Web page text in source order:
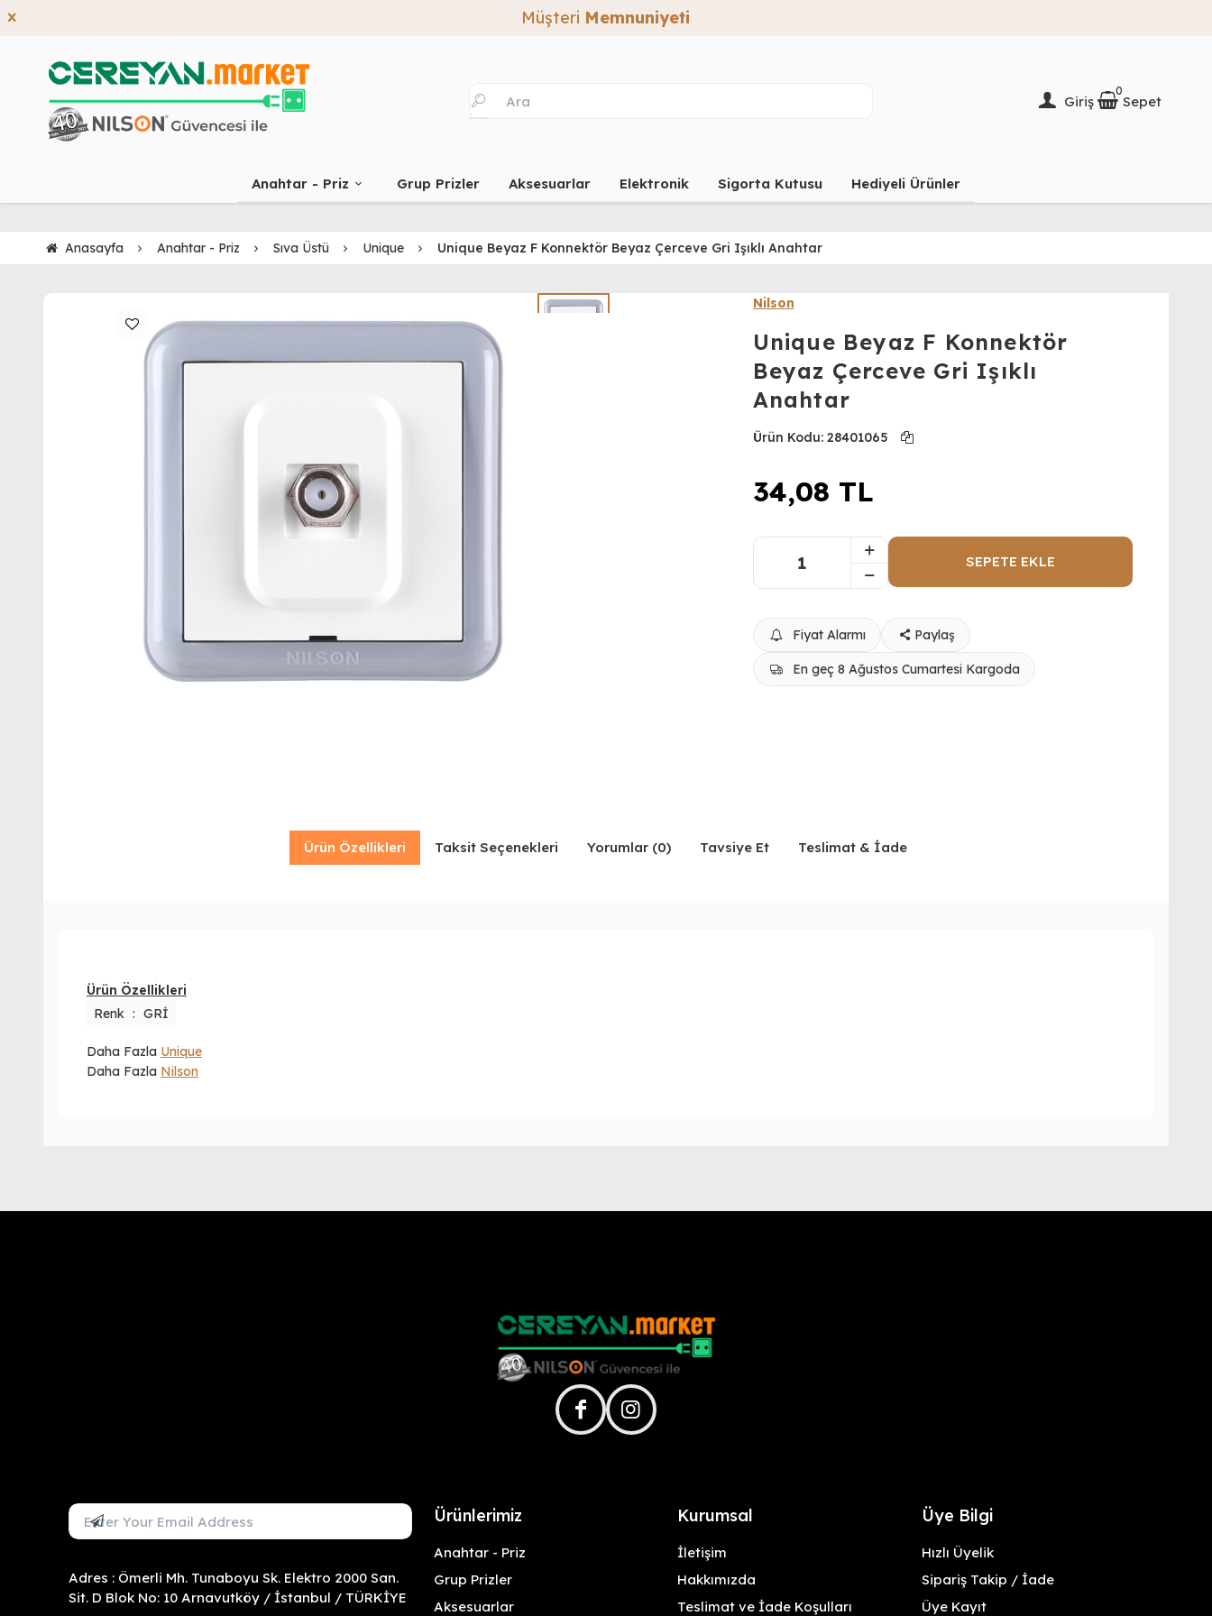
Müşteri Memnuniyeti
Giriş
0
Sepet
Anahtar - Priz Grup Prizler Aksesuarlar Elektronik Sigorta Kutusu Hediyeli Ürünler
Anasayfa Anahtar - Priz Sıva Üstü Unique Unique Beyaz F Konnektör Beyaz Çerceve Gri Işıklı Anahtar
Nilson
Unique Beyaz F Konnektör
Beyaz Çerceve Gri Işıklı
Anahtar
Ürün Kodu: 28401065
34,08 TL
SEPETE EKLE
Fiyat Alarmı Paylaş
En geç 8 Ağustos Cumartesi Kargoda
Ürün Özellikleri Taksit Seçenekleri Yorumlar (0) Tavsiye Et Teslimat & İade
Ürün Özellikleri
Renk : GRİ
Daha Fazla Unique
Daha Fazla Nilson
facebookinstagram
Mail Adresini Gir
Abone Ol
Adres : Ömerli Mh. Tunaboyu Sk. Elektro 2000 San.
Sit. D Blok No: 10 Arnavutköy / İstanbul / TÜRKİYE
Ürünlerimiz
Anahtar - Priz
Grup Prizler
Aksesuarlar
Kurumsal
İletişim
Hakkımızda
Teslimat ve İade Koşulları
Üye Bilgi
Hızlı Üyelik
Sipariş Takip / İade
Üye Kayıt